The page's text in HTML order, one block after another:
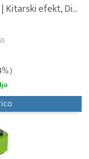
Kitarski efekt, Di...
)